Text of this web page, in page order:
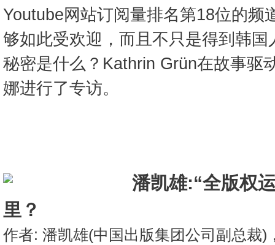
Youtube网站订阅量排名第18位的频
够如此受欢迎，而且不只是得到韩
秘密是什么？Kathrin Grün在故事驱
娜进行了专访。
潘凯雄:“全版权
里？
作者: 潘凯雄(中国出版集团公司副总裁)